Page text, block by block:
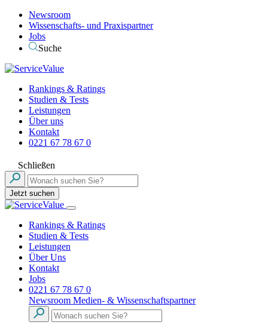
Newsroom
Wissenschafts- und Praxispartner
Jobs
Suche
Rankings & Ratings
Studien & Tests
Leistungen
Über uns
Kontakt
0221 67 78 67 0
Schließen
Jetzt suchen
Rankings & Ratings
Studien & Tests
Leistungen
Über Uns
Kontakt
Jobs
0221 67 78 67 0
Newsroom Medien- & Wissenschaftspartner